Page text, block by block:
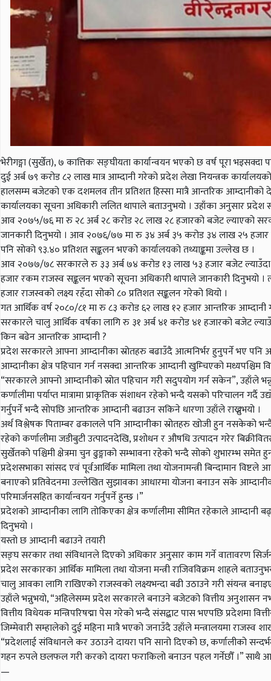
भेरीगङ्गा (सुर्खेत), ७ कात्तिकः सङ्घीयता कार्यान्वयन भएको छ वर्ष पूरा
दुई अर्ब ७९ करोड ८२ लाख मात्र आम्दानी गरेको प्रदेश लेखा नियन्त्रक
हालसम्म बजेटको एक दशमलव तीन प्रतिशत हिस्सा मात्रै आन्तरिक आम्दानीको
कार्यालयका सूचना अधिकारी ललित थापाले बताउनुभयो । उहाँका अनुसार
आव २०७५/७६ मा रु २८ अर्ब २८ करोड २८ लाख २८ हजारको बजेट ल्याएको
जानकारी दिनुभयो । आव २०७६/७७ मा रु ३४ अर्ब ३५ करोड ३४ लाख २५ हजार
पनि सोको ९३.४० प्रतिशत सङ्कलन भएको कार्यालयको तथ्याङ्कमा उल्लेख छ ।
आव २०७७/७८ सरकारले रु ३३ अर्ब ७४ करोड १३ लाख ५३ हजार बजेट ल्याउँदा
हजार रकम राजस्व सङ्कलन भएको सूचना अधिकारी थापाले जानकारी
हजार राजस्वको लक्ष्य रहँदा सोको ८० प्रतिशत सङ्कलन गरेको थियो ।
गत आर्थिक वर्ष २०८०/८१ मा रु ८३ करोड ६२ लाख १२ हजार आन्तरिक
सरकारले चालु आर्थिक वर्षका लागि रु ३१ अर्ब ४१ करोड ४१ हजारको बजेट
किन बढेन आन्तरिक आम्दानी ?
प्रदेश सरकारले आफ्ना आम्दानीका स्रोतहरु बढाउँदै आत्मनिर्भर हुनुपर्ने भए
आम्दानीका क्षेत्र पहिचान गर्न नसक्दा आन्तरिक आम्दानी खुम्चिएको मध्यपश्चिम
“सरकारले आफ्नो आम्दानीको स्रोत पहिचान गरी सदुपयोग गर्न सकेन”, उहाँले
कर्णालीमा पर्याप्त मात्रामा प्राकृतिक संशाधन रहेको भन्दै यसको परिचालन गर्दै
गर्नुपर्ने भन्दै सोपछि आन्तरिक आम्दानी बढाउन सकिने धारणा उहाँले राख्नुभयो ।
अर्थ विश्लेषक पिताम्बर ढकालले पनि आम्दानीका स्रोतहरु खोजी हुन नसकेको
रहेको कर्णालीमा जडीबुटी उत्पादनदेखि, प्रशोधन र औषधि उत्पादन गरेर
सुर्खेतको पश्चिमी क्षेत्रमा चुन ढुङ्गाको सम्भावना रहेको भन्दै सोको शुभारम्भ
प्रदेशसभाका सांसद एवं पूर्वआर्थिक मामिला तथा योजनामन्त्री बिन्दामान
बनाएको प्रतिवेदनमा उल्लेखित सुझावका आधारमा योजना बनाउन सके
परिमार्जनसहित कार्यान्वयन गर्नुपर्ने हुन्छ ।”
प्रदेशको आम्दानीका लागि तोकिएका क्षेत्र कर्णालीमा सीमित रहेकाले
दिनुभयो ।
यस्तो छ आम्दानी बढाउने तयारी
सङ्घ सरकार तथा संविधानले दिएको अधिकार अनुसार काम गर्ने वातावरण
प्रदेश सरकारका आर्थिक मामिला तथा योजना मन्त्री राजिवविक्रम शाहले
चालु आवका लागि राखिएको राजस्वको लक्ष्यभन्दा बढी उठाउने गरी संयन्त्र
उहाँले भन्नुभयो, “अहिलेसम्म प्रदेश सरकारले बनाउने बजेटको वित्तीय अनुशासन
वित्तीय विधेयक मन्त्रिपरिषद्मा पेस गरेको भन्दै संसद्बाट पास भएपछि प्रदेशमा
जिम्मेवारी सम्हालेको दुई महिना मात्रै भएको जनाउँदै उहाँले मन्त्रालयमा
“प्रदेशलाई संविधानले कर उठाउने दायरा पनि सानो दिएको छ, कर्णालीको
गहन रुपले छलफल गरी करको दायरा फराकिलो बनाउन पहल गर्नेछौँ ।” साथै
—